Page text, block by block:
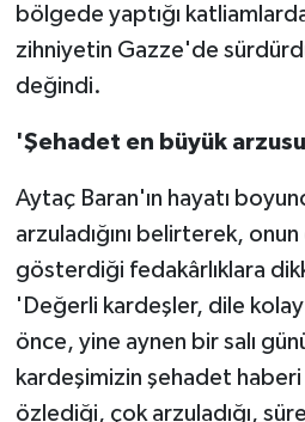
bölgede yaptığı
zihniyetin Gazze'de
değindi.
'Şehadet en büyük
Aytaç Baran'ın hayatı
arzuladığını belirterek,
gösterdiği fedakârlıklara
'Değerli kardeşler, dile kolay
önce, yine aynen bir salı
kardeşimizin şehadet
özlediği, çok arzuladığı,